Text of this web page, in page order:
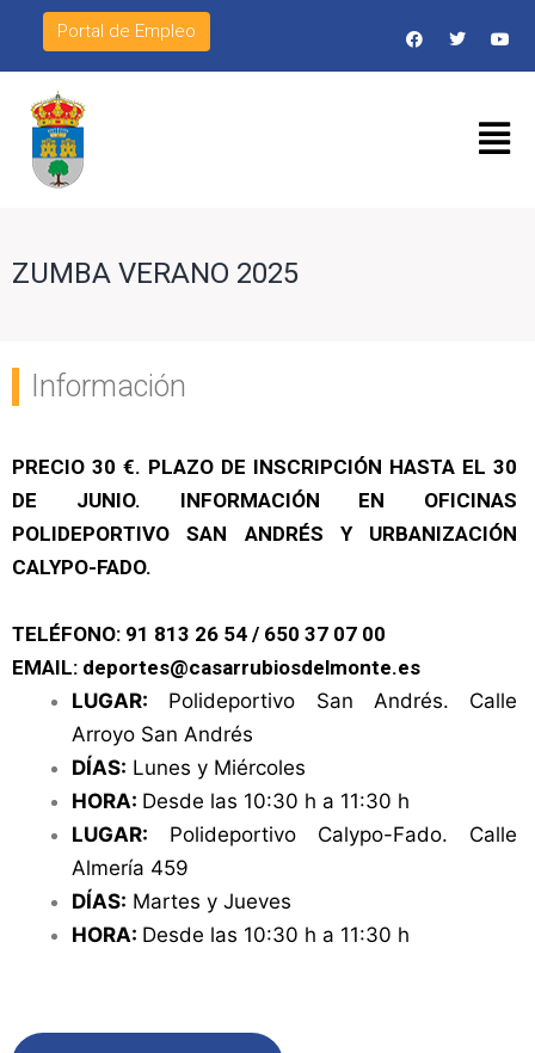
Portal de Empleo
ZUMBA VERANO 2025
Información
PRECIO 30 €. PLAZO DE INSCRIPCIÓN HASTA EL 30
DE JUNIO. INFORMACIÓN EN OFICINAS
POLIDEPORTIVO SAN ANDRÉS Y URBANIZACIÓN
CALYPO-FADO.
TELÉFONO: 91 813 26 54 / 650 37 07 00
EMAIL: deportes@casarrubiosdelmonte.es
LUGAR: Polideportivo San Andrés. Calle
Arroyo San Andrés
DÍAS: Lunes y Miércoles
HORA: Desde las 10:30 h a 11:30 h
LUGAR: Polideportivo Calypo-Fado. Calle
Almería 459
DÍAS: Martes y Jueves
HORA: Desde las 10:30 h a 11:30 h